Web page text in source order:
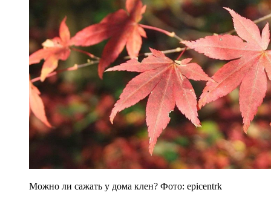
Можно ли сажать у дома клен? Фото: epicentrk